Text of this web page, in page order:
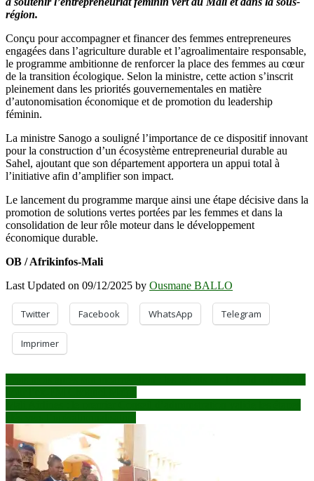
région.
Conçu pour accompagner et financer des femmes entrepreneures
engagées dans l’agriculture durable et l’agroalimentaire responsable,
le programme ambitionne de renforcer la place des femmes au cœur
de la transition écologique. Selon la ministre, cette action s’inscrit
pleinement dans les priorités gouvernementales en matière
d’autonomisation économique et de promotion du leadership
féminin.
La ministre Sanogo a souligné l’importance de ce dispositif innovant
pour la construction d’un écosystème entrepreneurial durable au
Sahel, ajoutant que son département apportera un appui total à
l’initiative afin d’amplifier son impact.
Le lancement du programme marque ainsi une étape décisive dans la
promotion de solutions vertes portées par les femmes et dans la
consolidation de leur rôle moteur dans le développement
économique durable.
OB / Afrikinfos-Mali
Last Updated on 09/12/2025 by Ousmane BALLO
Twitter Facebook WhatsApp Telegram
Imprimer
Navigation
de
l’article